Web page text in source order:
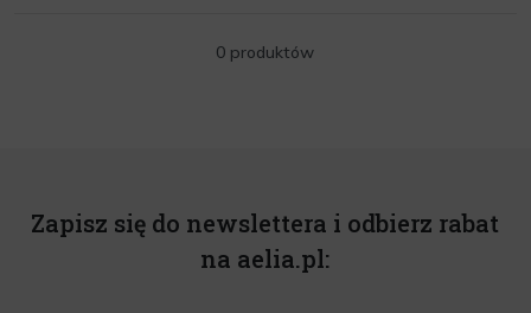
0 produktów
Zapisz się do newslettera i odbierz rabat
na aelia.pl: